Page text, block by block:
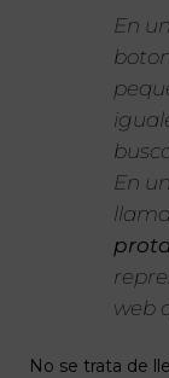
En
En
web
No se trata de